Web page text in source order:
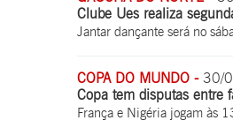
Clube Ues realiza
Jantar dançante será no
COPA DO MUNDO - 30/
Copa tem disputas entre
França e Nigéria jogam às